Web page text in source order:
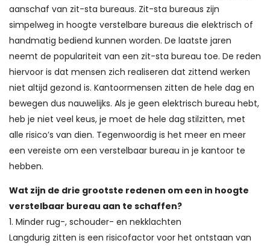
aanschaf van zit-sta bureaus. Zit-sta bureaus zijn
simpelweg in hoogte verstelbare bureaus die elektrisch of
handmatig bediend kunnen worden. De laatste jaren
neemt de populariteit van een zit-sta bureau toe. De reden
hiervoor is dat mensen zich realiseren dat zittend werken
niet altijd gezond is. Kantoormensen zitten de hele dag en
bewegen dus nauwelijks. Als je geen elektrisch bureau hebt,
heb je niet veel keus, je moet de hele dag stilzitten, met
alle risico’s van dien. Tegenwoordig is het meer en meer
een vereiste om een verstelbaar bureau in je kantoor te
hebben.
Wat zijn de drie grootste redenen om een in hoogte
verstelbaar bureau aan te schaffen?
1. Minder rug-, schouder- en nekklachten
Langdurig zitten is een risicofactor voor het ontstaan van